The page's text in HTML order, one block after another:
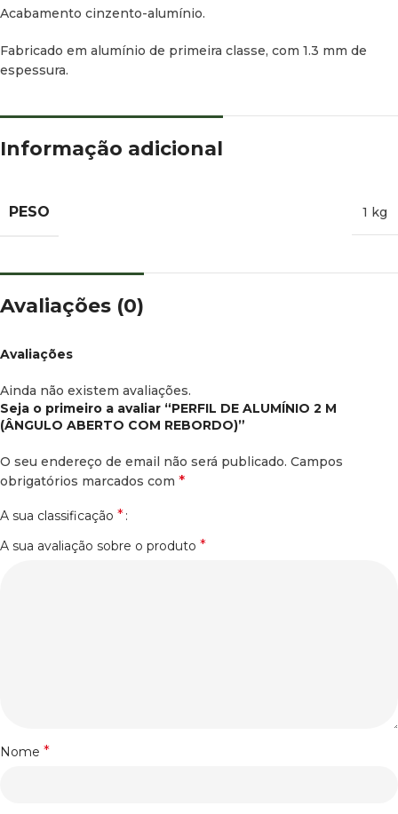
Acabamento cinzento-alumínio.
Fabricado em alumínio de primeira classe, com 1.3 mm de
espessura.
Informação adicional
PESO 1 kg
Avaliações (0)
Avaliações
Ainda não existem avaliações.
Seja o primeiro a avaliar “PERFIL DE ALUMÍNIO 2 M
(ÂNGULO ABERTO COM REBORDO)”
O seu endereço de email não será publicado. Campos
obrigatórios marcados com *
A sua classificação *
A sua avaliação sobre o produto *
Nome *